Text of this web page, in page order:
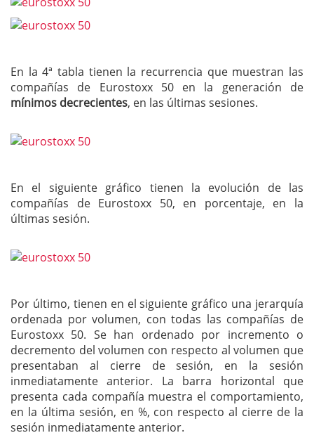
En la 4ª tabla tienen la recurrencia que muestran las
compañías de Eurostoxx 50 en la generación de
mínimos decrecientes, en las últimas sesiones.
En el siguiente gráfico tienen la evolución de las
compañías de Eurostoxx 50, en porcentaje, en la
últimas sesión.
Por último, tienen en el siguiente gráfico una jerarquía
ordenada por volumen, con todas las compañías de
Eurostoxx 50. Se han ordenado por incremento o
decremento del volumen con respecto al volumen que
presentaban al cierre de sesión, en la sesión
inmediatamente anterior. La barra horizontal que
presenta cada compañía muestra el comportamiento,
en la última sesión, en %, con respecto al cierre de la
sesión inmediatamente anterior.